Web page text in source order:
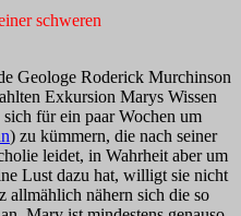
schweren
Geologe Roderick Murchinson
Exkursion Marys Wissen
für ein paar Wochen um
) zu kümmern, die nach seiner
leidet, in Wahrheit aber um
Lust dazu hat, willigt sie nicht
allmählich nähern sich die so